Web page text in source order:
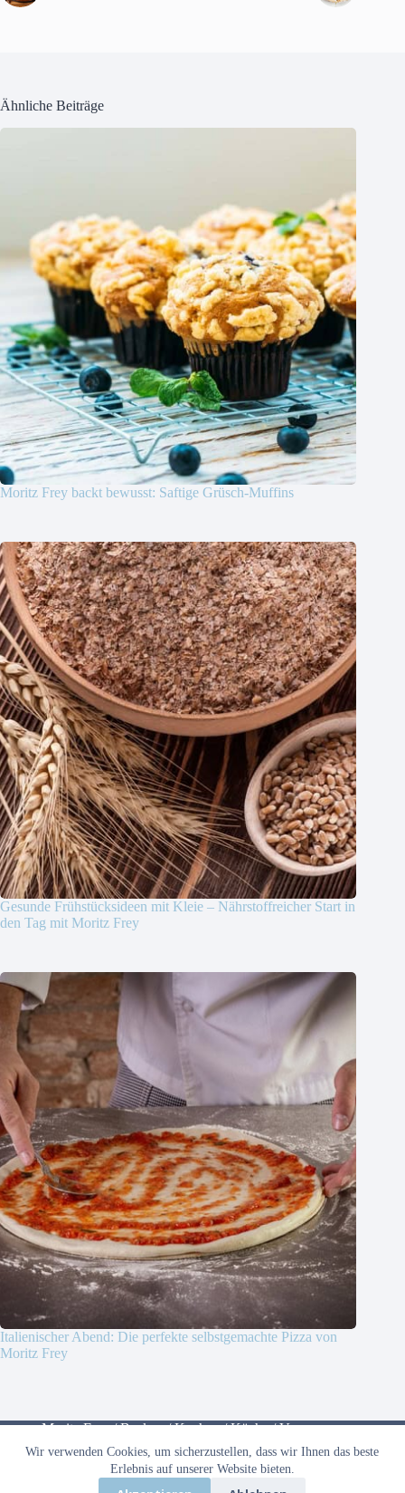
Wir verwenden Cookies, um sicherzustellen, dass wir Ihnen das beste
Erlebnis auf unserer Website bieten.
Ähnliche Beiträge
Moritz Frey backt bewusst: Saftige Grüsch-Muffins
Gesunde Frühstücksideen mit Kleie – Nährstoffreicher Start in
den Tag mit Moritz Frey
Italienischer Abend: Die perfekte selbstgemachte Pizza von
Moritz Frey
Moritz Frey/Backen/Kochen/Küche/Vegan
Datenschutzerklärung